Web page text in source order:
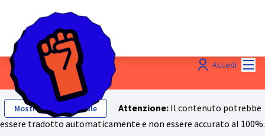
Accedi
Mostra testo originale Attenzione:Il contenuto potrebbe
essere tradotto automaticamente e non essere accurato al 100%.